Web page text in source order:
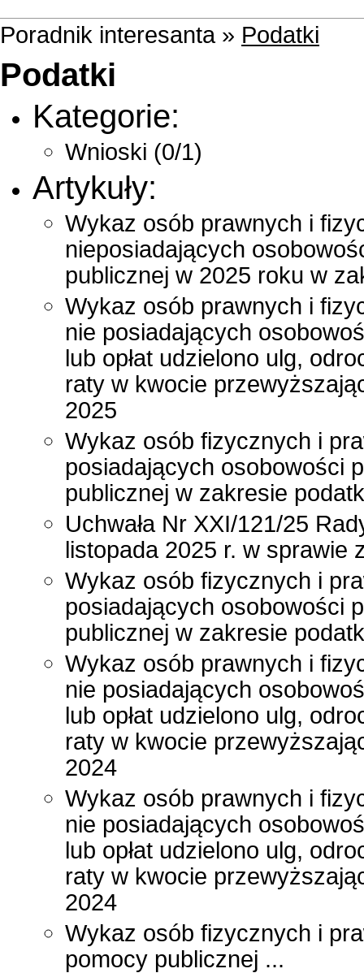
Poradnik interesanta » Podatki
Podatki
Kategorie:
Wnioski (0/1)
Artykuły:
Wykaz osób prawnych i
nieposiadających
publicznej w 2025 roku w
Wykaz osób prawnych i
nie posiadających
lub opłat udzielono ulg,
raty w kwocie
2025
Wykaz osób fizycznych i
posiadających osobowości
publicznej w zakresie
Uchwała Nr XXI/121/25
listopada 2025 r. w sprawie
Wykaz osób fizycznych i
posiadających osobowości
publicznej w zakresie
Wykaz osób prawnych i
nie posiadających
lub opłat udzielono ulg,
raty w kwocie
2024
Wykaz osób prawnych i
nie posiadających
lub opłat udzielono ulg,
raty w kwocie
2024
Wykaz osób fizycznych i
pomocy publicznej ...